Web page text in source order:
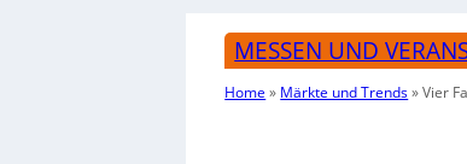
MESSEN UND
Home » Märkte und Trends»Vier